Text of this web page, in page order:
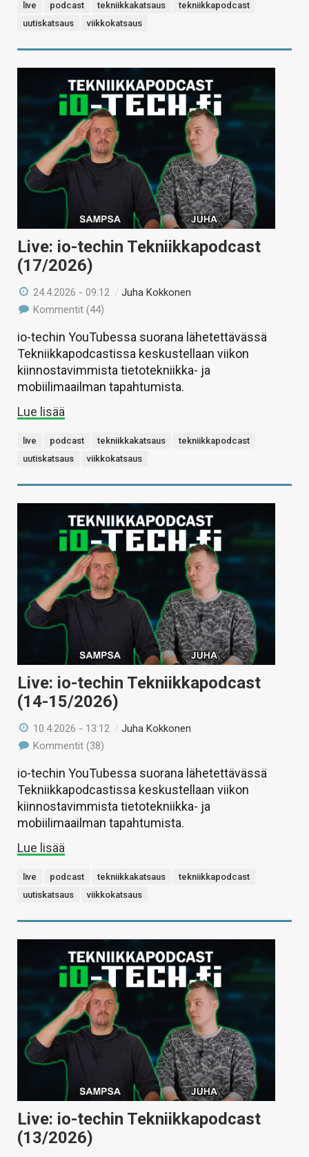
live podcast tekniikkakatsaus
tekniikkapodcast
uutiskatsaus
viikkokatsaus
Live: io-techin Tekniikkapodcast
(17/2026)
24.4.2026 - 09:12 /Juha Kokkonen
Kommentit (44)
io-techin YouTubessa suorana lähetettävässä
Tekniikkapodcastissa keskustellaan viikon
kiinnostavimmista tietotekniikka- ja
mobiilimaailman tapahtumista.
Lue lisää
live podcast tekniikkakatsaus
tekniikkapodcast
uutiskatsaus
viikkokatsaus
Live: io-techin Tekniikkapodcast
(14-15/2026)
10.4.2026 - 13:12 /Juha Kokkonen
Kommentit (38)
io-techin YouTubessa suorana lähetettävässä
Tekniikkapodcastissa keskustellaan viikon
kiinnostavimmista tietotekniikka- ja
mobiilimaailman tapahtumista.
Lue lisää
live podcast tekniikkakatsaus
tekniikkapodcast
uutiskatsaus
viikkokatsaus
Live: io-techin Tekniikkapodcast
(13/2026)